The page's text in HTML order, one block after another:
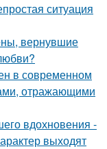
ситуация
вернувшие
в современном
отражающими
вдохновения -
выходят